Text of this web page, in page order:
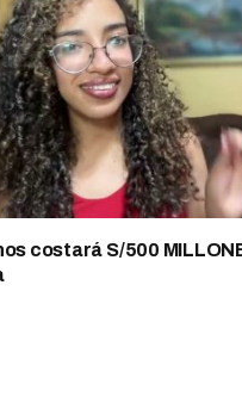
costará S/500